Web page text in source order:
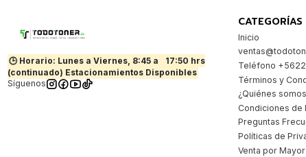
🕒 Horario: Lunes a Viernes, 8:45 a
17:50 hrs
(continuado) Estacionamientos Disponibles
Síguenos
CATEGORÍAS
Inicio
Teléfono
Términos y
¿Quiénes
Condiciones de
Preguntas
Políticas de
Venta por Mayor